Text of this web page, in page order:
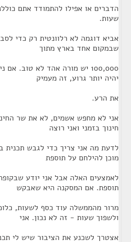
הדברים או אפילו להתמודד אתם
שעות.
אביא דוגמה לא רלוונטית רק כדי
שבמקום אחד בארץ מתוך
100,000 יש מורה אהד לא טוב.
יהיה יותר גרוע, זה מעמיק
את הרע.
אני לא מחפש אשמים, לא את שר
חינוך בזמני ואני רוצה
לדעת מה אני צריך כדי לגבש תכנית
מוכן להילחם על תוספת
לאמצעים האלה אבל אני יודע
תוספת. אם המסקנה היא שאבקש
מרור מהממשלה עוד כסף לשעות,
ולשפוך שעות - זה לא נכון. אני
אצטרך לשכנע את הציבור שיש לי